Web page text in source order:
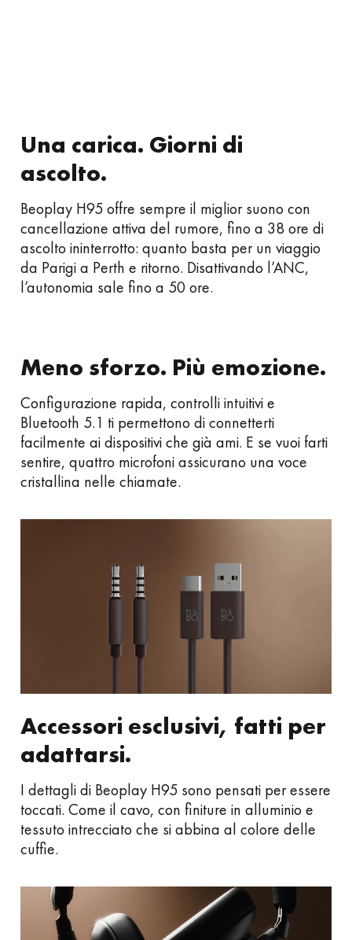
Una carica. Giorni di
ascolto.
Beoplay H95 offre sempre il miglior suono con
cancellazione attiva del rumore, fino a 38 ore di
ascolto ininterrotto: quanto basta per un viaggio
da Parigi a Perth e ritorno. Disattivando l’ANC,
l’autonomia sale fino a 50 ore.
Meno sforzo. Più emozione.
Configurazione rapida, controlli intuitivi e
Bluetooth 5.1 ti permettono di connetterti
facilmente ai dispositivi che già ami. E se vuoi farti
sentire, quattro microfoni assicurano una voce
cristallina nelle chiamate.
Accessori esclusivi, fatti per
adattarsi.
I dettagli di Beoplay H95 sono pensati per essere
toccati. Come il cavo, con finiture in alluminio e
tessuto intrecciato che si abbina al colore delle
cuffie.